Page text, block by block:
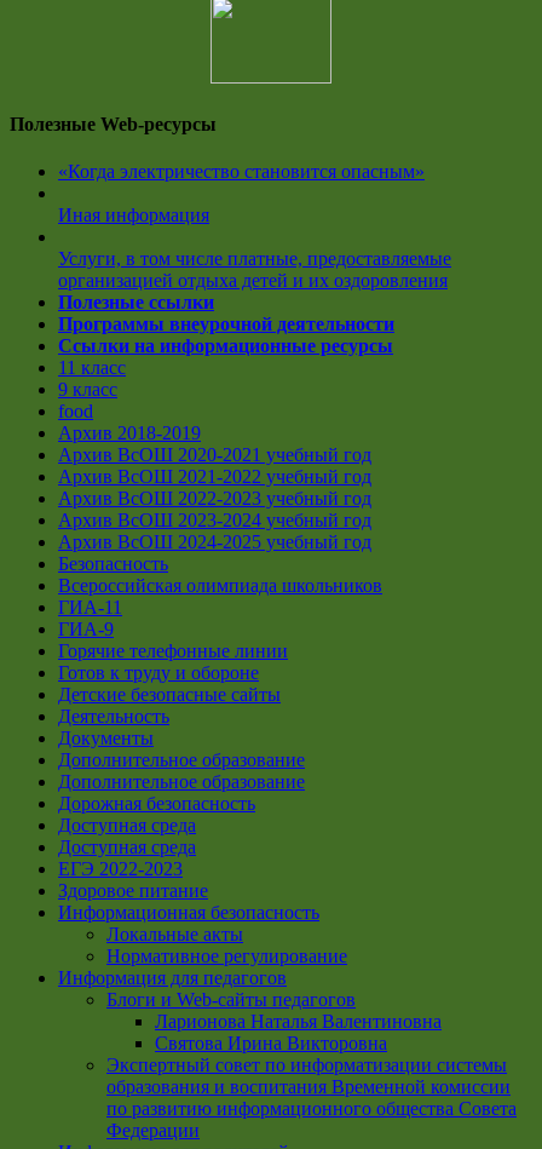
Полезные Web-ресурсы
«Когда электричество становится опасным»
Иная информация
Услуги, в том числе платные, предоставляемые
организацией отдыха детей и их оздоровления
Полезные ссылки
Программы внеурочной деятельности
Ссылки на информационные ресурсы
11 класс
9 класс
food
Архив 2018-2019
Архив ВсОШ 2020-2021 учебный год
Архив ВсОШ 2021-2022 учебный год
Архив ВсОШ 2022-2023 учебный год
Архив ВсОШ 2023-2024 учебный год
Архив ВсОШ 2024-2025 учебный год
Безопасность
Всероссийская олимпиада школьников
ГИА-11
ГИА-9
Горячие телефонные линии
Готов к труду и обороне
Детские безопасные сайты
Деятельность
Документы
Дополнительное образование
Дополнительное образование
Дорожная безопасность
Доступная среда
Доступная среда
ЕГЭ 2022-2023
Здоровое питание
Информационная безопасность
Локальные акты
Нормативное регулирование
Информация для педагогов
Блоги и Web-сайты педагогов
Ларионова Наталья Валентиновна
Святова Ирина Викторовна
Экспертный совет по информатизации системы
образования и воспитания Временной комиссии
по развитию информационного общества Совета
Федерации